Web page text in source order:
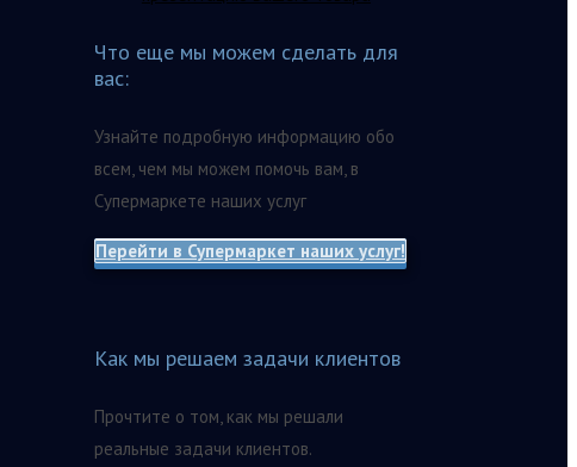
Что еще мы можем сделать для
вас:
Узнайте подробную информацию обо
всем, чем мы можем помочь вам, в
Супермаркете наших услуг
Перейти в Супермаркет наших услуг!
Как мы решаем задачи клиентов
Прочтите о том, как мы решали
реальные задачи клиентов.